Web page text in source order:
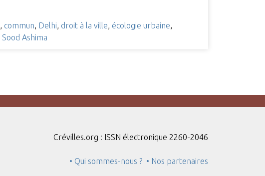
commun Delhi droit à la ville écologie urbaine
Sood Ashima
Crévilles.org : ISSN électronique 2260-2046
• Qui sommes-nous ? • Nos partenaires